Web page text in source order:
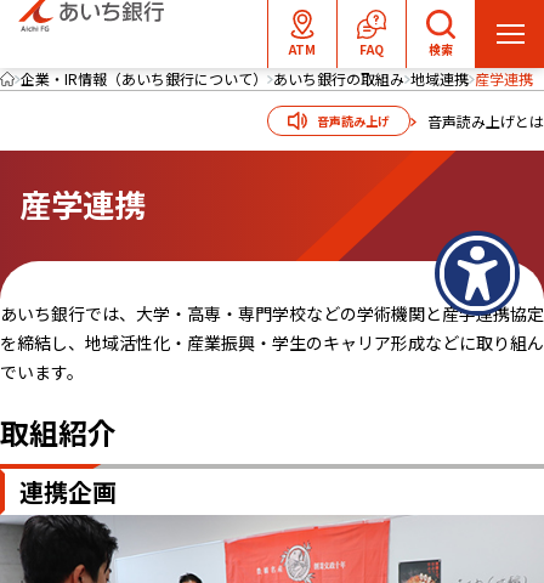
ATM FAQ 検索
メ
ニ
ー
企業・IR情報（あいち銀行について） あいち銀行の取組み 地域連携 産学連携
音声読み上げ 音声読み上げとは
産学連携
あいち銀行では、大学・高専・専門学校などの学術機関と産学連携協定
を締結し、地域活性化・産業振興・学生のキャリア形成などに取り組ん
でいます。
取組紹介
連携企画